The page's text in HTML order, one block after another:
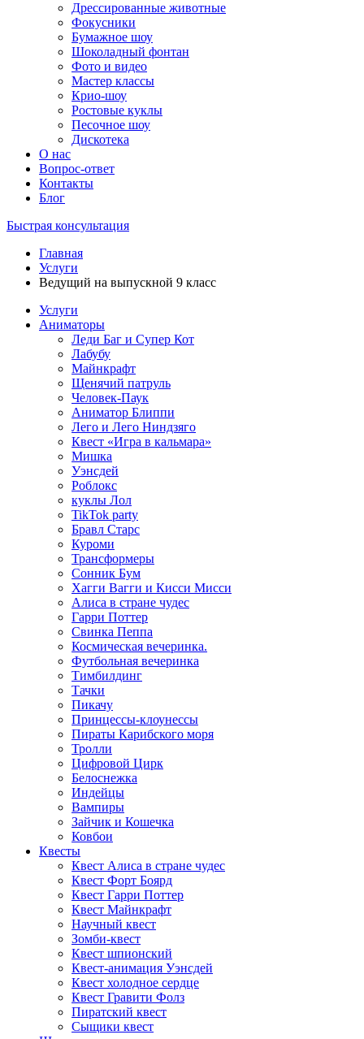
Дрессированные животные
Фокусники
Бумажное шоу
Шоколадный фонтан
Фото и видео
Мастер классы
Крио-шоу
Ростовые куклы
Песочное шоу
Дискотека
О нас
Вопрос-ответ
Контакты
Блог
Быстрая консультация
Главная
Услуги
Ведущий на выпускной 9 класс
Услуги
Аниматоры
Леди Баг и Супер Кот
Лабубу
Майнкрафт
Щенячий патруль
Человек-Паук
Аниматор Блиппи
Лего и Лего Ниндзяго
Квест «Игра в кальмара»
Мишка
Уэнсдей
Роблокс
куклы Лол
TikTok party
Бравл Старс
Куроми
Трансформеры
Сонник Бум
Хагги Вагги и Кисси Мисси
Алиса в стране чудес
Гарри Поттер
Свинка Пеппа
Космическая вечеринка.
Футбольная вечеринка
Тимбилдинг
Тачки
Пикачу
Принцессы-клоунессы
Пираты Карибского моря
Тролли
Цифровой Цирк
Белоснежка
Индейцы
Вампиры
Зайчик и Кошечка
Ковбои
Квесты
Квест Алиса в стране чудес
Квест Форт Боярд
Квест Гарри Поттер
Квест Майнкрафт
Научный квест
Зомби-квест
Квест шпионский
Квест-анимация Уэнсдей
Квест холодное сердце
Квест Гравити Фолз
Пиратский квест
Сыщики квест